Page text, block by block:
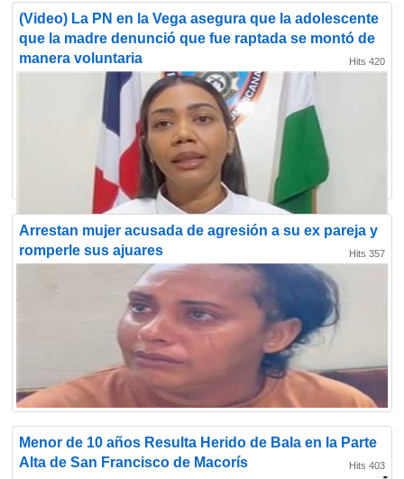
(Video) La PN en la Vega asegura que la adolescente
que la madre denunció que fue raptada se montó de
manera voluntaria
Hits 420
Arrestan mujer acusada de agresión a su ex pareja y
romperle sus ajuares
Hits 357
Menor de 10 años Resulta Herido de Bala en la Parte
Alta de San Francisco de Macorís
Hits 403